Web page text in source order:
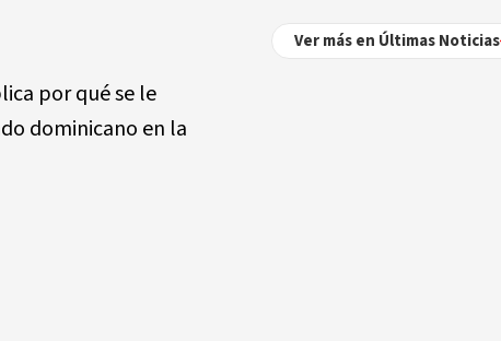
por qué se le
dominicano en la
Ver más en Últimas Noticias